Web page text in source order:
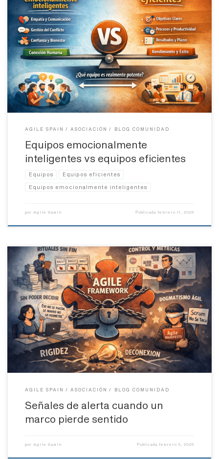
¿Rivales, opuestos… o dos caras de la misma moneda? Durante
años, en las organizaciones se ha perseguido un ideal bastante
claro: la eficiencia. Hacer más en menos tiempo. Cumplir
objetivos. Optimizar recursos. Reducir desperdicio. Y ojo: no está
mal. De hecho, es necesario. Pero en paralelo —y cada vez con […]
AGILE SPAIN ASOCIACIÓN BLOG COMUNIDAD
Equipos emocionalmente
inteligentes vs equipos eficientes
Equipos
Equipos eficientes
Equipos emocionalmente inteligentes
por Agile Spain Publicada febrero 11, 2026
Durante años, los marcos ágiles han sido presentados como la
respuesta a casi todos los problemas de las organizaciones
modernas: lentitud, rigidez, falta de alineación, desmotivación de
los equipos, productos que no encajan con las necesidades reales
del cliente. Scrum, SAFe, LeSS, Kanban, XP… la lista creció, se
refinó y […]
AGILE SPAIN ASOCIACIÓN BLOG COMUNIDAD
Señales de alerta cuando un
marco pierde sentido
por Agile Spain Publicada febrero 5, 2026